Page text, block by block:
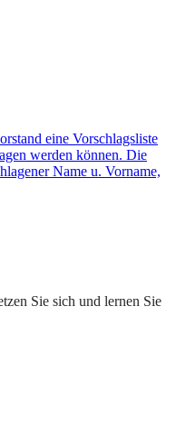
eine Vorschlagsliste
werden können. Die
Name u. Vorname,
Sie sich und lernen Sie